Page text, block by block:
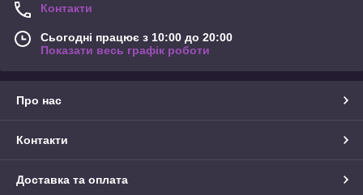
Контакти
Сьогодні працює з 10:00 до 20:00
Показати весь графік роботи
Про нас
Контакти
Доставка та оплата